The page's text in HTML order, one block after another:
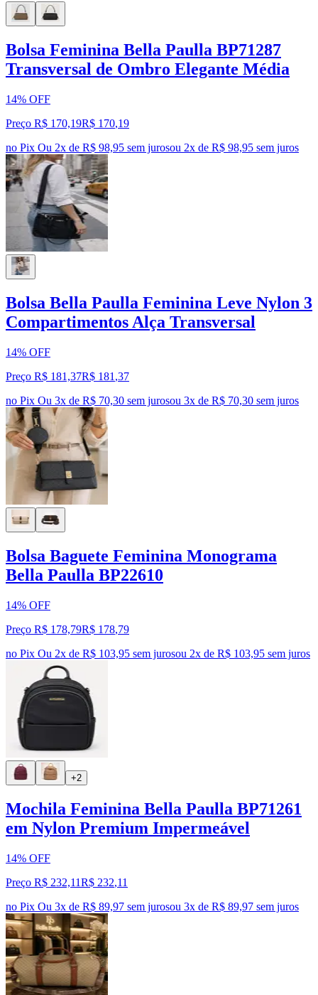
Bolsa Feminina Bella Paulla BP71287
Transversal de Ombro Elegante Média
14% OFF
Preço R$ 170,19R$ 170,19
no Pix Ou 2x de R$ 98,95 sem jurosou 2x de R$ 98,95 sem juros
Bolsa Bella Paulla Feminina Leve Nylon 3
Compartimentos Alça Transversal
14% OFF
Preço R$ 181,37R$ 181 ,37
no Pix Ou 3x de R$ 70,30 sem jurosou 3x de R$ 70,30 sem juros
Bolsa Baguete Feminina Monograma
Bella Paulla BP22610
14% OFF
Preço R$ 178,79R$ 178,79
no Pix Ou 2x de R$ 103,95 sem jurosou 2x de R$ 103,95 sem juros
+2
Mochila Feminina Bella Paulla BP71261
em Nylon Premium Impermeável
14% OFF
Preço R$ 232,11R$ 232,11
no Pix Ou 3x de R$ 89,97 sem jurosou 3x de R$ 89,97 sem juros